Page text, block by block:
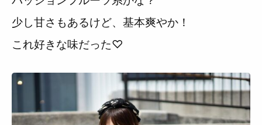
少し甘さもあるけど、基本爽やか！
これ好きな味だった♡